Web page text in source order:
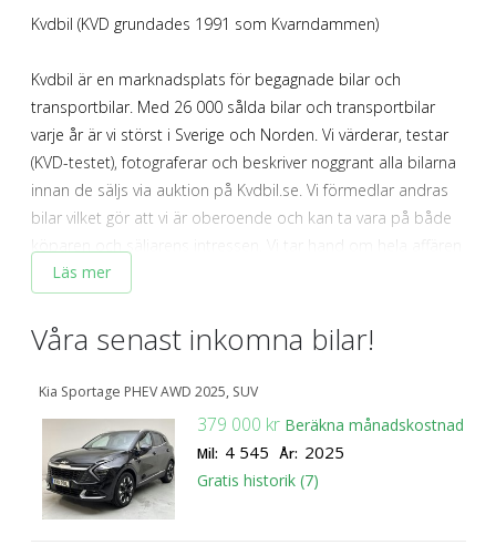
Län (alla)
Fler val SÖK
Kvdbil (KVD grundades 1991 som Kvarndammen)
Kvdbil är en marknadsplats för begagnade bilar och
transportbilar. Med 26 000 sålda bilar och transportbilar
varje år är vi störst i Sverige och Norden. Vi värderar, testar
(KVD-testet), fotograferar och beskriver noggrant alla bilarna
innan de säljs via auktion på Kvdbil.se. Vi förmedlar andras
bilar vilket gör att vi är oberoende och kan ta vara på både
när du ska sälja din bil. Från hämtning till att du har
pengarna på kontot. För dig som köpare tar vi hand om allt
pappersarbete och har alltid bra erbjudanden på billån,
försäkringar och utökande garantier. Vi erbjuder en
transparent köp - och försäljningsprocess med öppen
koncernen ingår även marknadsplatsen kvdpro.com för
tunga fordon och maskiner samt bilvärderingsföretaget
Bilpriser med bilvärderingsidan Bilpriser.se. 2017 bytte KVD
namn till Kvdbil och har idag runt 180 anställda och flera
Läs mer
Våra senastinkomna bilar!
Kia Sportage PHEV AWD 2025, SUV
379 000 kr Beräkna månadskostnad
Mil: 4 545 År: 2025
Gratis historik (7)